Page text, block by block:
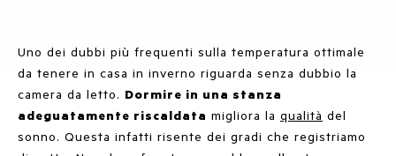
Uno dei dubbi più frequenti sulla temperatura ottimale
da tenere in casa in inverno riguarda senza dubbio la
camera da letto. Dormire in una stanza
adeguatamente riscaldata migliora la qualità del
sonno. Questa infatti risente dei gradi che registriamo